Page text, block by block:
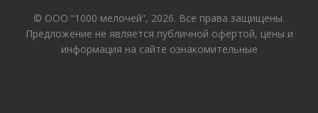
© ООО “1000 мелочей”, 2026. Все права защищены.
Предложение не является публичной офертой, цены и
информация на сайте ознакомительные